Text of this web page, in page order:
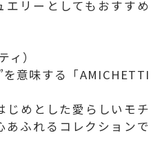
エリーとしてもおすすめ
ィ）
意味する「AMICHETTI
じめとした愛らしいモチ
あふれるコレクションで